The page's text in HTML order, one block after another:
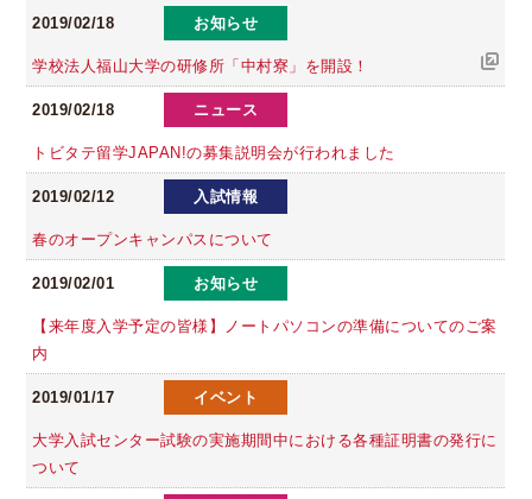
2019/02/18 お知らせ
学校法人福山大学の研修所「中村寮」を開設！
2019/02/18 ニュース
トビタテ留学JAPAN!の募集説明会が行われました
2019/02/12 入試情報
春のオープンキャンパスについて
2019/02/01 お知らせ
【来年度入学予定の皆様】ノートパソコンの準備についてのご案
内
2019/01/17 イベント
大学入試センター試験の実施期間中における各種証明書の発行に
ついて